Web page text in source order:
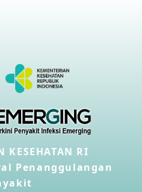
Kapal Pesiar Keberangkatan
04 May 2026
di Vietnam
28 Apr 2026
KESEHATAN RI
Penanggulangan